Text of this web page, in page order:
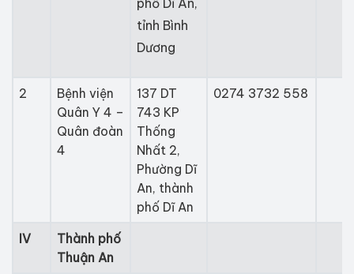
phố Dĩ An,
tỉnh Bình
Dương
2
Bệnh viện
Quân Y 4 –
Quân đoàn
4
137 DT
743 KP
Thống
Nhất 2,
Phường Dĩ
An, thành
phố Dĩ An
0274 3732 558
​IV
Thành phố
Thuận An